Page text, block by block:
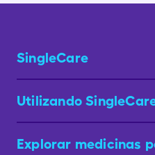
SingleCare
Utilizando
Explorar medicinas